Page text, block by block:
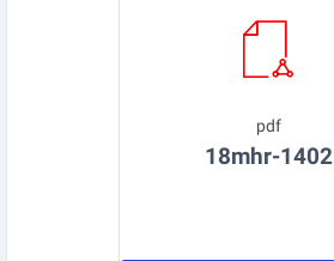
pdf
18mhr-1402